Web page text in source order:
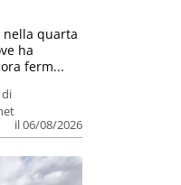
di
il 06/08/2026
quarta
ha
ferm...